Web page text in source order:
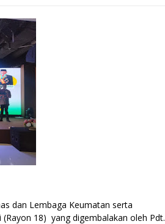
dan Lembaga Keumatan serta
18) yang digembalakan oleh Pdt.